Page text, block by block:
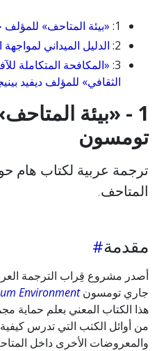
1: «بيئة المتاحف»
2: الدليل الميداني
3: «المكافحة المتكاملة
الثقافي» للمؤلف ديفيد
1 - «بيئة
تومسون
ترجمة عربية لكتاب هام
المتاحف.
مقدمة
أصدر مشروع قِراب الترجمة
جاري تومسونEnvironment
هذا الكتاب المعني بعلم حماية
من أوائل الكتب التي تدرس
والمعروضات الأخرى داخل